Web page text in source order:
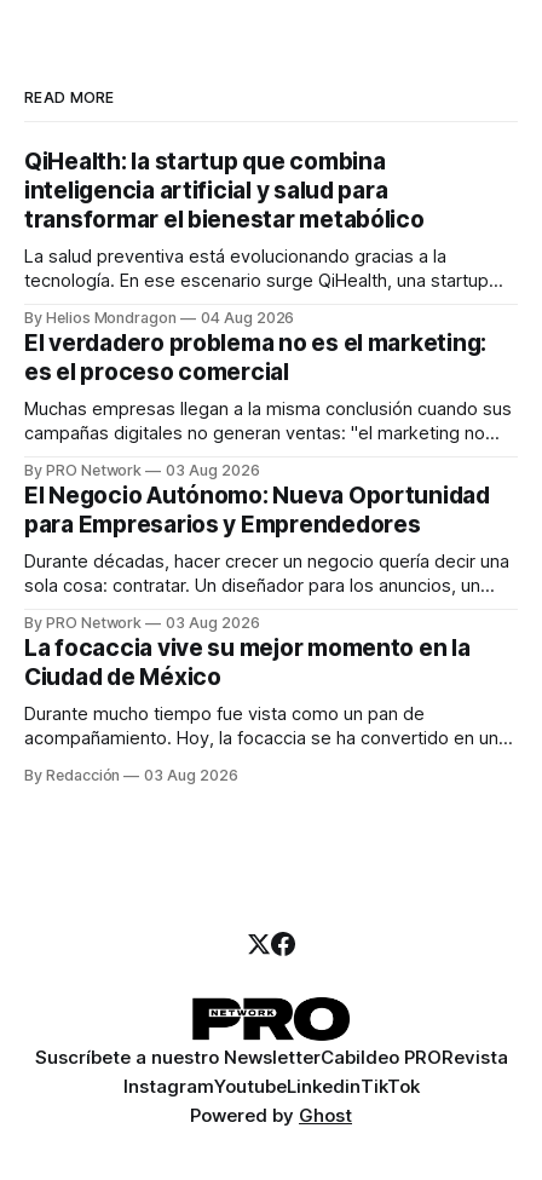
READ MORE
QiHealth: la startup que combina
inteligencia artificial y salud para
transformar el bienestar metabólico
La salud preventiva está evolucionando gracias a la
tecnología. En ese escenario surge QiHealth, una startup
dispositivos inteligentes, inteligencia artificial y monitoreo
en tiempo real para ayudar a las personas a tomar mejores
decisiones sobre su salud metabólica. Su propuesta busca
responder
By Helios Mondragon 04 Aug 2026
El verdadero problema no es el marketing:
es el proceso comercial
Muchas empresas llegan a la misma conclusión cuando sus
campañas digitales no generan ventas: "el marketing no
INTERIUS, el problema suele estar en otro lugar. Durante
una entrevista para el podcast SER PRO, el especialista en
marketing digital explicó que
By PRO Network 03 Aug 2026
El Negocio Autónomo: Nueva Oportunidad
para Empresarios y Emprendedores
Durante décadas, hacer crecer un negocio quería decir una
sola cosa: contratar. Un diseñador para los anuncios, un
para los textos, alguien que supiera de publicidad digital
para encontrar prospectos, un vendedor para atender
llamadas y mensajes, y —con suerte— una persona
By PRO Network 03 Aug 2026
La focaccia vive su mejor momento en la
Ciudad de México
Durante mucho tiempo fue vista como un pan de
acompañamiento. Hoy, la focaccia se ha convertido en uno
artesanal, ingredientes de calidad y experiencias que
By Redacción 03 Aug 2026
Suscríbete a nuestro NewsletterCabildeo PRORevista
InstagramYoutubeLinkedinTikTok
Powered by Ghost